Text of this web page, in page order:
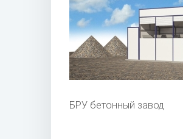
БРУ бетонный завод